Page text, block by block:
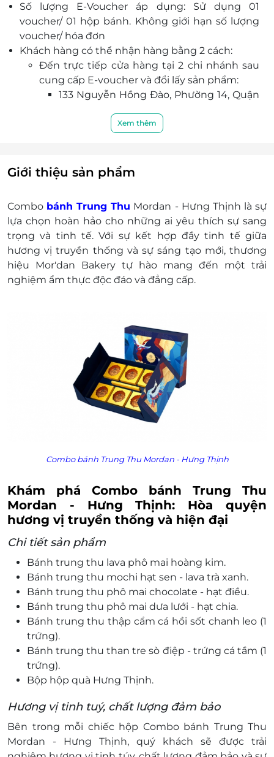
Số lượng E-Voucher áp dụng: Sử dụng 01
voucher/ 01 hộp bánh. Không giới hạn số lượng
voucher/ hóa đơn
Khách hàng có thể nhận hàng bằng 2 cách:
Đến trực tiếp cửa hàng tại 2 chi nhánh sau
cung cấp E-voucher và đổi lấy sản phẩm:
133 Nguyễn Hồng Đào, Phường 14, Quận
dụng đổi bánh từ ngày 26/07/2024
Nội (Sagogifts): Áp dụng đổi bánh từ
Điện thoại liên hệ & tư vấn: 093 650 9799
Một khách hàng được mua nhiều E-Voucher/E-
Coupon
E-Voucher/E-Coupon không có giá trị quy đổi
thành tiền mặt, không trả lại tiền thừa
Không áp dụng đồng thời với chương trình
Xem thêm
Giới thiệu sản phẩm
Combo bánh Trung Thu Mordan - Hưng Thịnh là sự
lựa chọn hoàn hảo cho những ai yêu thích sự sang
trọng và tinh tế. Với sự kết hợp đầy tinh tế giữa
hương vị truyền thống và sự sáng tạo mới, thương
hiệu Mor'dan Bakery tự hào mang đến một trải
nghiệm ẩm thực độc đáo và đẳng cấp.
Combo bánh Trung Thu Mordan - Hưng Thịnh
Khám phá Combo bánh Trung Thu
Mordan - Hưng Thịnh: Hòa quyện
hương vị truyền thống và hiện đại
Chi tiết sản phẩm
Bánh trung thu lava phô mai hoàng kim.
Bánh trung thu mochi hạt sen - lava trà xanh.
Bánh trung thu phô mai chocolate - hạt điều.
Bánh trung thu phô mai dưa lưới - hạt chia.
Bánh trung thu thập cẩm cá hồi sốt chanh leo (1
trứng).
Bánh trung thu than tre sò điệp - trứng cá tầm (1
trứng).
Bộp hộp quà Hưng Thịnh.
Hương vị tinh tuý, chất lượng đảm bảo
Bên trong mỗi chiếc hộp Combo bánh Trung Thu
Mordan - Hưng Thịnh, quý khách sẽ được trải